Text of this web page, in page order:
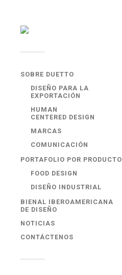
SOBRE DUETTO
DISEÑO PARA LA
EXPORTACIÓN
HUMAN
CENTERED DESIGN
MARCAS
COMUNICACIÓN
PORTAFOLIO POR PRODUCTO
FOOD DESIGN
DISEÑO INDUSTRIAL
BIENAL IBEROAMERICANA
DE DISEÑO
NOTICIAS
CONTÁCTENOS